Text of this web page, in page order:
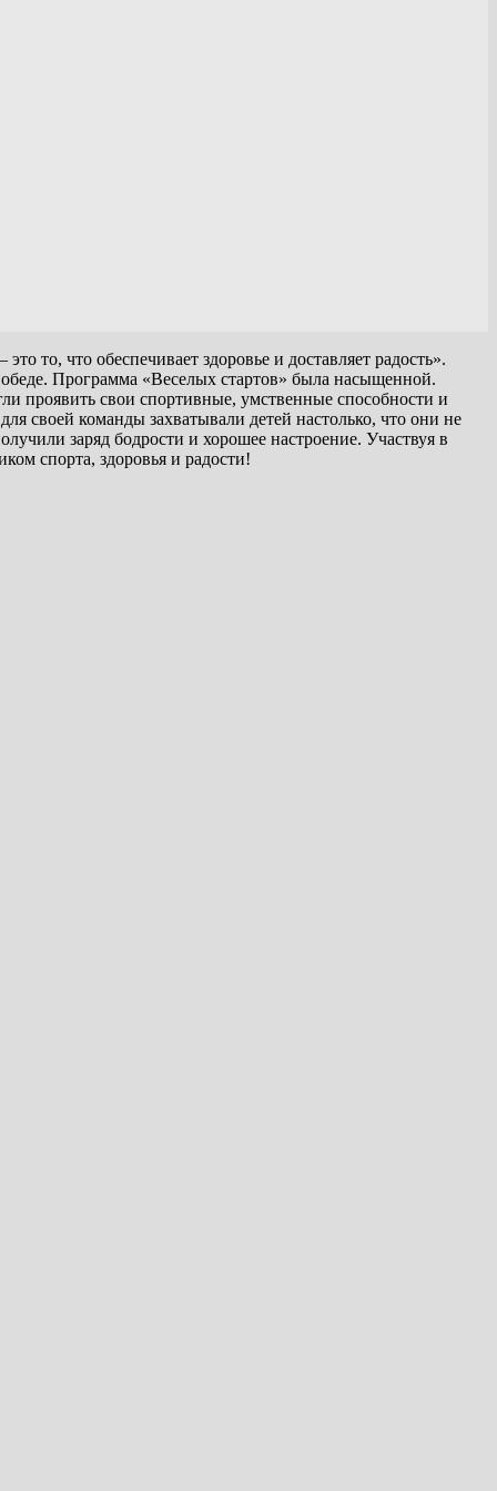
то, что обеспечивает здоровье и доставляет радость».
Программа «Веселых стартов» была насыщенной.
проявить свои спортивные, умственные способности и
своей команды захватывали детей настолько, что они не
заряд бодрости и хорошее настроение. Участвуя в
спорта, здоровья и радости!